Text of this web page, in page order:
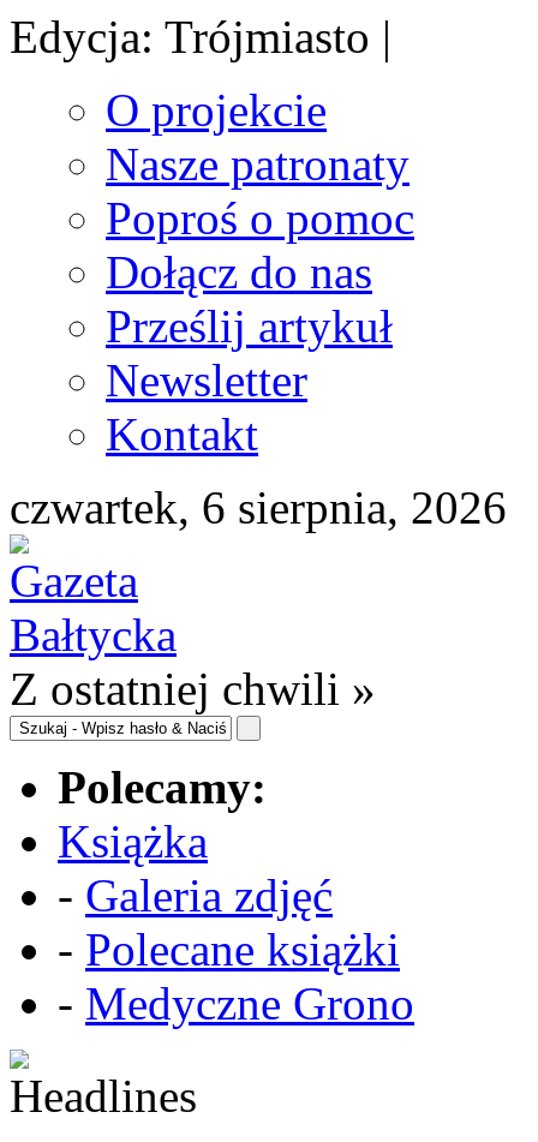
Edycja: Trójmiasto |
O projekcie
Nasze patronaty
Poproś o pomoc
Dołącz do nas
Prześlij artykuł
Newsletter
Kontakt
czwartek, 6 sierpnia, 2026
Z ostatniej chwili »
Polecamy:
Książka
- Galeria zdjęć
- Polecane książki
- Medyczne Grono